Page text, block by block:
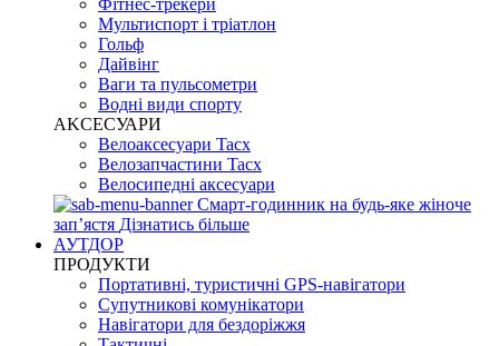
Мультиспорт і тріатлон
Гольф
Дайвінг
Ваги та пульсометри
Водні види спорту
AKCЕСУАРИ
Велоаксесуари Tacx
Велозапчастини Tacx
Велосипедні аксесуари
Смарт-годинник на будь-яке жіноче
запʼястя Дізнатись більше
АУТДОР
ПРОДУКТИ
Портативні, туристичні GPS-навігатори
Супутникові комунікатори
Навігатори для бездоріжжя